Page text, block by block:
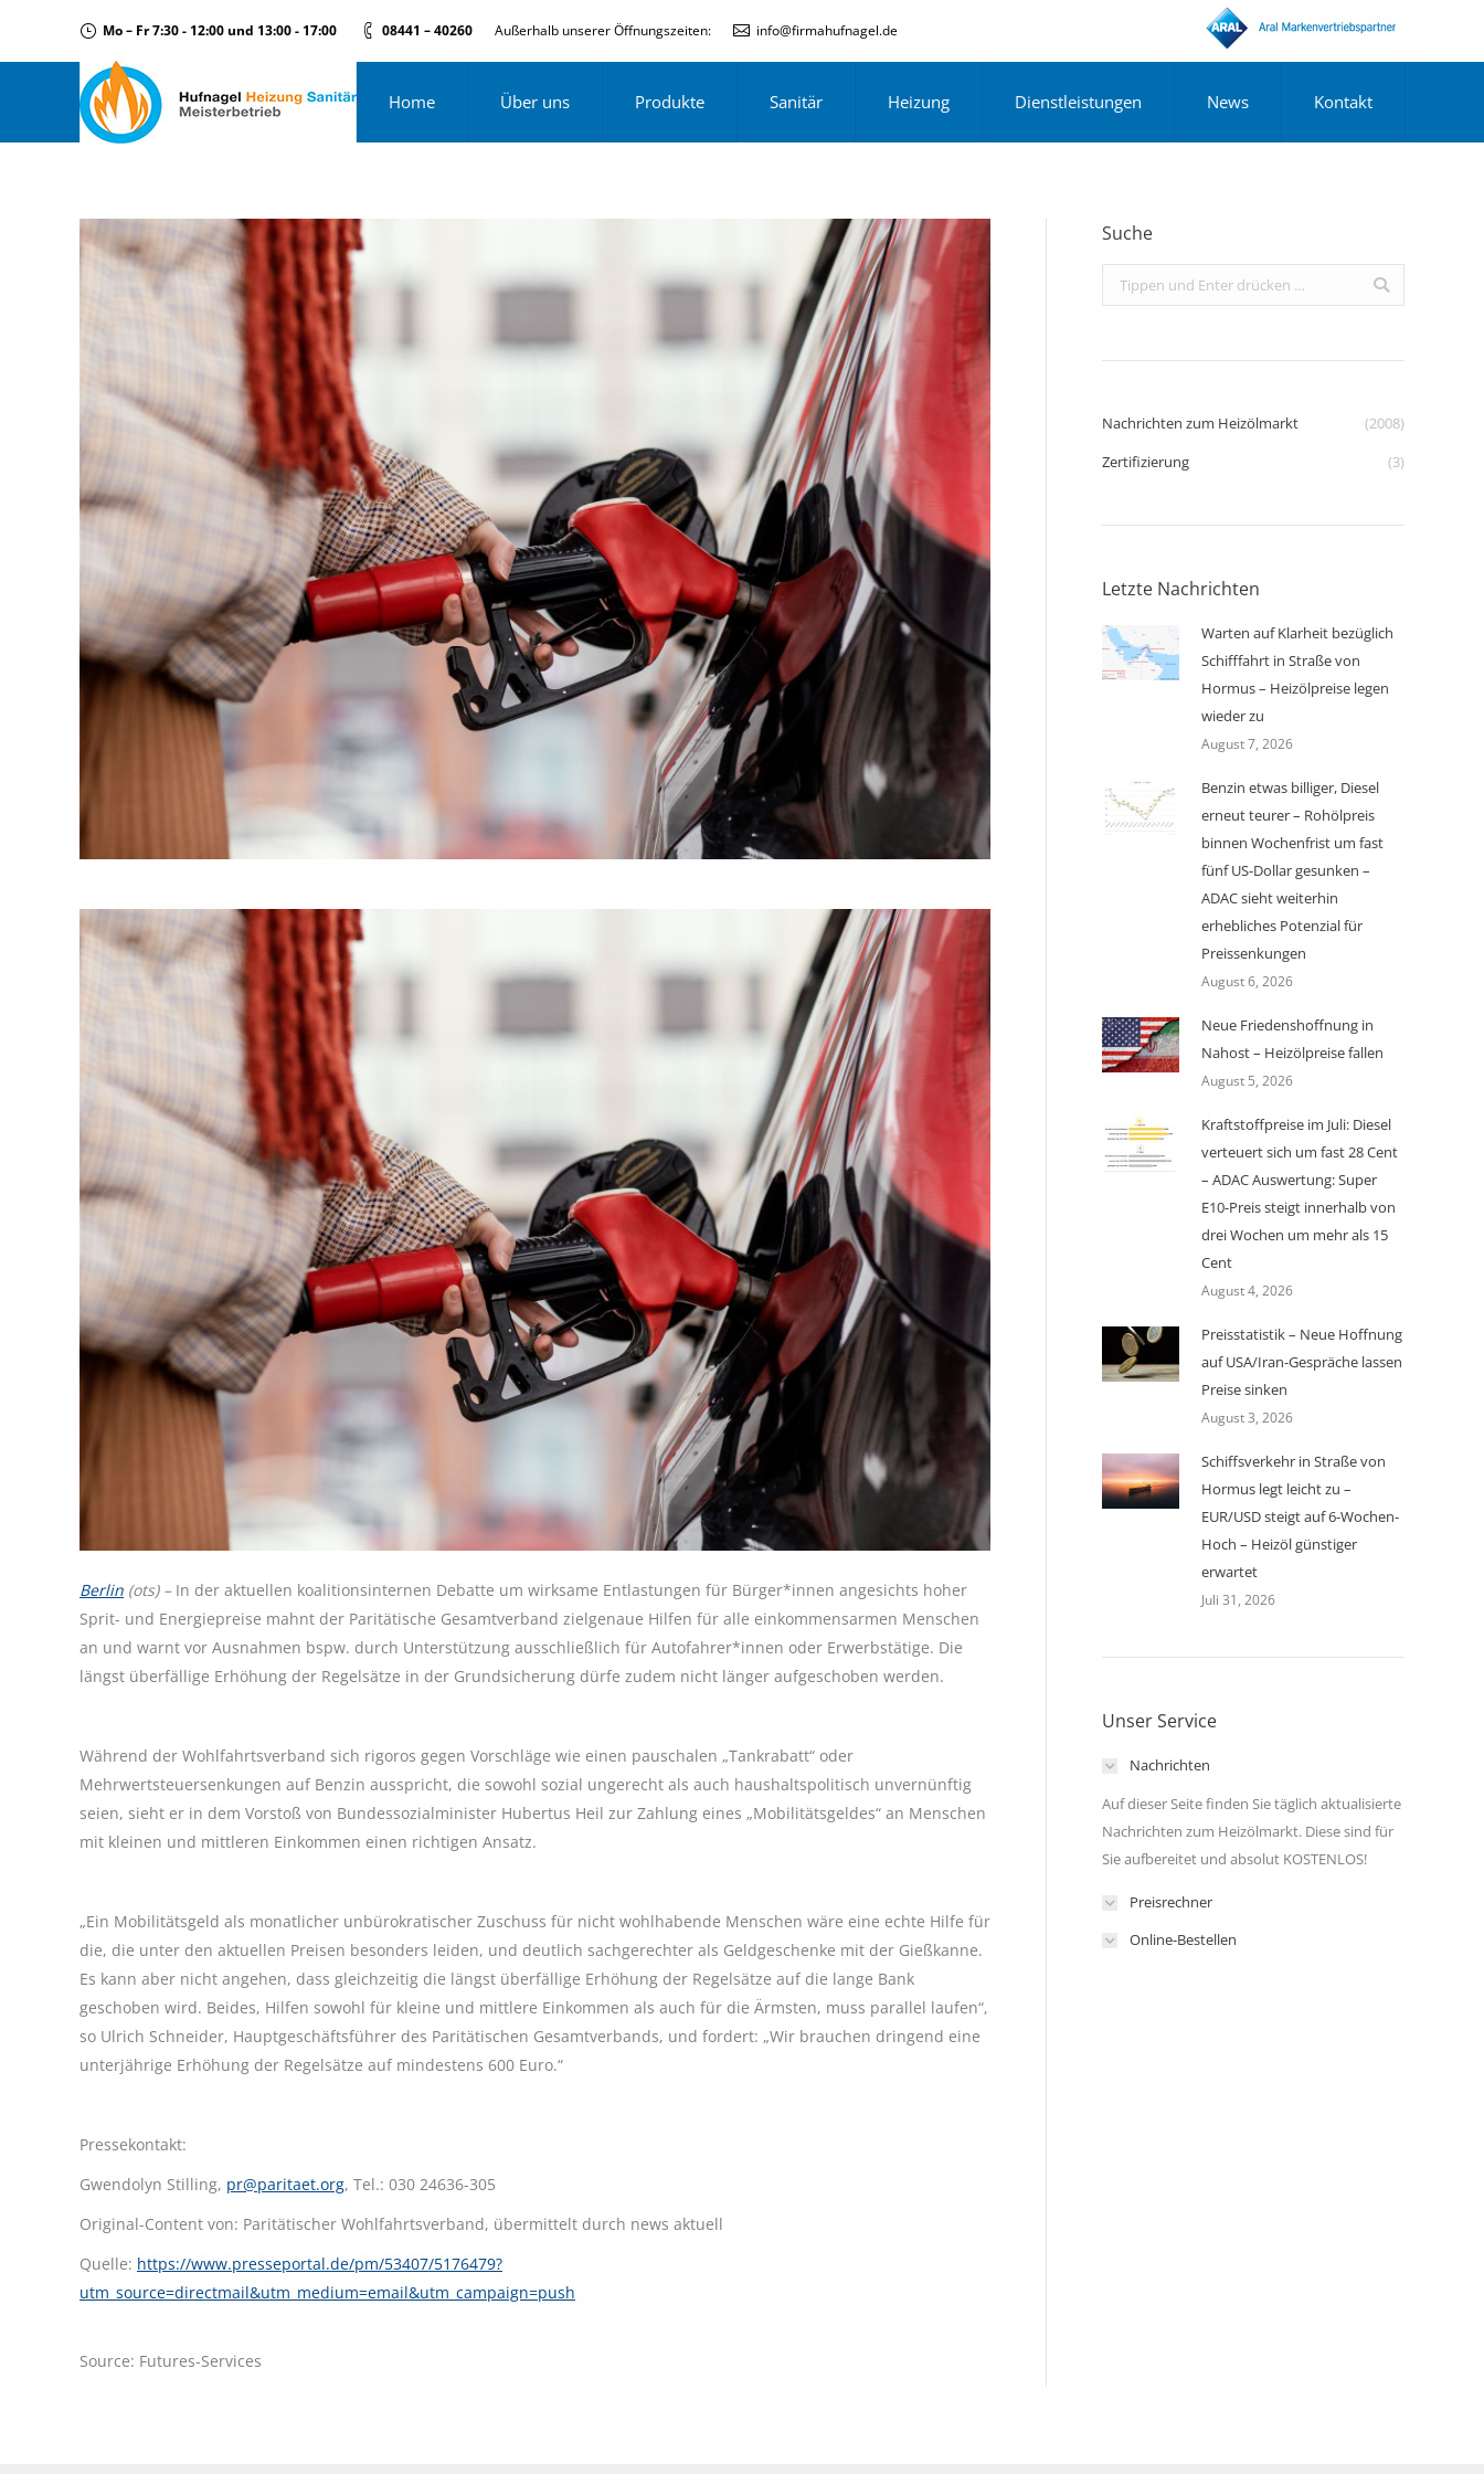
Mo – Fr 7:30 - 12:00 und 13:00 - 17:00 08441 – 40260 Außerhalb unserer Öffnungszeiten: info@firmahufnagel.de
Home Über uns Produkte Sanitär Heizung Dienstleistungen News Kontakt
Berlin (ots) – In der aktuellen koalitionsinternen Debatte um wirksame Entlastungen für Bürger*innen angesichts hoher
Sprit- und Energiepreise mahnt der Paritätische Gesamtverband zielgenaue Hilfen für alle einkommensarmen Menschen
an und warnt vor Ausnahmen bspw. durch Unterstützung ausschließlich für Autofahrer*innen oder Erwerbstätige. Die
längst überfällige Erhöhung der Regelsätze in der Grundsicherung dürfe zudem nicht länger aufgeschoben werden.
Während der Wohlfahrtsverband sich rigoros gegen Vorschläge wie einen pauschalen „Tankrabatt“ oder
Mehrwertsteuersenkungen auf Benzin ausspricht, die sowohl sozial ungerecht als auch haushaltspolitisch unvernünftig
seien, sieht er in dem Vorstoß von Bundessozialminister Hubertus Heil zur Zahlung eines „Mobilitätsgeldes“ an Menschen
mit kleinen und mittleren Einkommen einen richtigen Ansatz.
„Ein Mobilitätsgeld als monatlicher unbürokratischer Zuschuss für nicht wohlhabende Menschen wäre eine echte Hilfe für
die, die unter den aktuellen Preisen besonders leiden, und deutlich sachgerechter als Geldgeschenke mit der Gießkanne.
Es kann aber nicht angehen, dass gleichzeitig die längst überfällige Erhöhung der Regelsätze auf die lange Bank
geschoben wird. Beides, Hilfen sowohl für kleine und mittlere Einkommen als auch für die Ärmsten, muss parallel laufen“,
so Ulrich Schneider, Hauptgeschäftsführer des Paritätischen Gesamtverbands, und fordert: „Wir brauchen dringend eine
unterjährige Erhöhung der Regelsätze auf mindestens 600 Euro.“
Pressekontakt:
Gwendolyn Stilling, pr@paritaet.org, Tel.: 030 24636-305
Original-Content von: Paritätischer Wohlfahrtsverband, übermittelt durch news aktuell
Quelle: https://www.presseportal.de/pm/53407/5176479?
utm_source=directmail&utm_medium=email&utm_campaign=push
Source: Futures-Services
Suche
Search:
Nachrichten zum Heizölmarkt
(2008)
Zertifizierung
(3)
Letzte Nachrichten
Warten auf Klarheit bezüglich
Schifffahrt in Straße von
Hormus – Heizölpreise legen
wieder zu
August 7, 2026
Benzin etwas billiger, Diesel
erneut teurer – Rohölpreis
binnen Wochenfrist um fast
fünf US-Dollar gesunken –
ADAC sieht weiterhin
erhebliches Potenzial für
Preissenkungen
August 6, 2026
Neue Friedenshoffnung in
Nahost – Heizölpreise fallen
August 5, 2026
Kraftstoffpreise im Juli: Diesel
verteuert sich um fast 28 Cent
– ADAC Auswertung: Super
E10-Preis steigt innerhalb von
drei Wochen um mehr als 15
Cent
August 4, 2026
Preisstatistik – Neue Hoffnung
auf USA/Iran-Gespräche lassen
Preise sinken
August 3, 2026
Schiffsverkehr in Straße von
Hormus legt leicht zu –
EUR/USD steigt auf 6-Wochen-
Hoch – Heizöl günstiger
erwartet
Juli 31, 2026
Unser Service
Nachrichten
Auf dieser Seite finden Sie täglich aktualisierte
Nachrichten zum Heizölmarkt. Diese sind für
Sie aufbereitet und absolut KOSTENLOS!
Preisrechner
Online-Bestellen